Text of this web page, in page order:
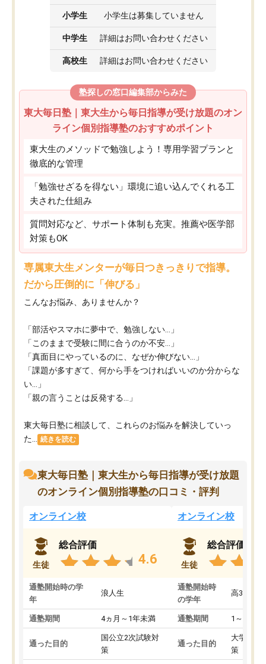
小学生 小学生は募集していません
中学生 詳細はお問い合わせください
高校生 詳細はお問い合わせください
塾探しの窓口編集部からみた
東大毎日塾｜東大生から毎日指導が受け放題のオン
ライン個別指導塾のおすすめポイント
東大生のメソッドで勉強しよう！専用学習プランと
徹底的な管理
「勉強せざるを得ない」環境に追い込んでくれる工
夫された仕組み
質問対応など、サポート体制も充実。推薦や医学部
対策もOK
専属東大生メンターが毎日つきっきりで指導。
だから圧倒的に「伸びる」
こんなお悩み、ありませんか？
「部活やスマホに夢中で、勉強しない…」
「このままで受験に間に合うのか不安…」
「真面目にやっているのに、なぜか伸びない…」
「課題が多すぎて、何から手をつければいいのか分からな
い…」
「親の言うことは反発する…」
東大毎日塾に相談して、これらのお悩みを解決していっ
た...
続きを読む
東大毎日塾｜東大生から毎日指導が受け放題
のオンライン個別指導塾の口コミ・評判
オンライン校
生徒
総合評価
4.6
通塾開始時の学
年
浪人生
通塾期間 4ヵ月～1年未満
通った目的
国公立2次試験対
策
オンライン校
生徒
総合評価
通塾開始時
の学年
高3
通塾期間 1～3ヵ月
通った目的
大学入学
策